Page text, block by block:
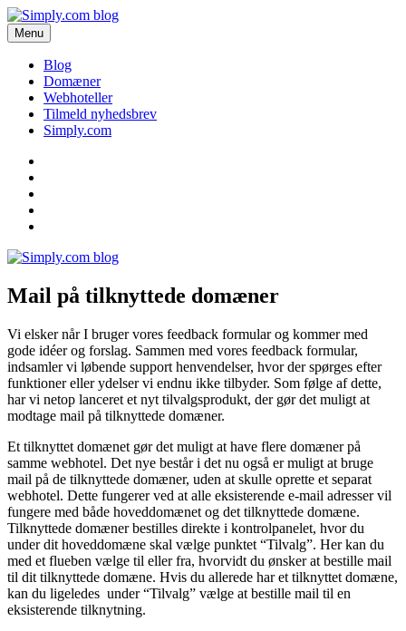
Videre
til
indhold
Simply.com blog
Få de seneste nyheder om domæner og webhoteller her.
Menu
Blog
Domæner
Webhoteller
Tilmeld nyhedsbrev
Simply.com
Mail på tilknyttede domæner
Vi elsker når I bruger vores feedback formular og kommer med
gode idéer og forslag. Sammen med vores feedback formular,
indsamler vi løbende support henvendelser, hvor der spørges efter
funktioner eller ydelser vi endnu ikke tilbyder. Som følge af dette,
har vi netop lanceret et nyt tilvalgsprodukt, der gør det muligt at
modtage mail på tilknyttede domæner.
Et tilknyttet domænet gør det muligt at have flere domæner på
samme webhotel. Det nye består i det nu også er muligt at bruge
mail på de tilknyttede domæner, uden at skulle oprette et separat
webhotel. Dette fungerer ved at alle eksisterende e-mail adresser vil
fungere med både hoveddomænet og det tilknyttede domæne.
Tilknyttede domæner bestilles direkte i kontrolpanelet, hvor du
under dit hoveddomæne skal vælge punktet “Tilvalg”. Her kan du
med et flueben vælge til eller fra, hvorvidt du ønsker at bestille mail
til dit tilknyttede domæne. Hvis du allerede har et tilknyttet domæne,
kan du ligeledes under “Tilvalg” vælge at bestille mail til en
eksisterende tilknytning.